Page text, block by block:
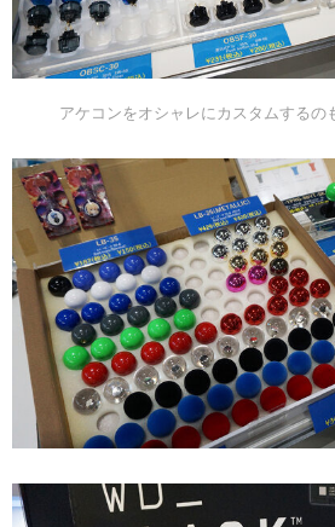
アケコンをオシャレにカスタムするの